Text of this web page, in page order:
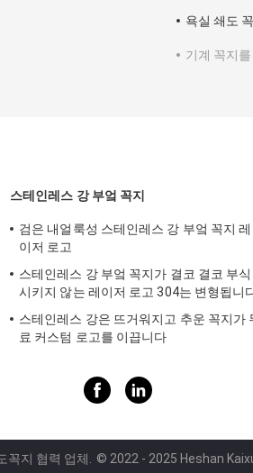
욕실 쇄도
기계 꼭지를
스테인레스 강 부엌 꼭지
검은 내얼룩성 스테인레스 강 부엌 꼭지 레
이저 로고
스테인레스 강 부엌 꼭지가 결코 결코 부식
시키지 않는 레이저 로고 304는 변형됩니
스테인레스 강은 뜨거워지고 추운 꼭지가
료 커스텀 로고를 이끕니다
꼭지 협력 업체. © 2022 - 2025 Heshan